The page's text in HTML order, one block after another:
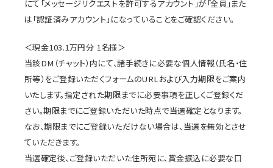
にて「メッセージリクエストを許可するアカウント」が「全員」また
は「認証済みアカウント」になっていることをご確認ください。
＜現金103.1万円分 1名様＞
当該DM（チャット）内にて、諸手続きに必要な個人情報（氏名・住
所等）をご登録いただくフォームのURLおよび入力期限をご案内
いたします。指定された期限までに必要事項を正しくご登録くだ
さい。期限までにご登録いただいた時点で当選確定となります。
なお、期限までにご登録いただけない場合は、当選を無効とさせ
ていただきます。
当選確定後、ご登録いただいた住所宛に、賞金振込に必要な口